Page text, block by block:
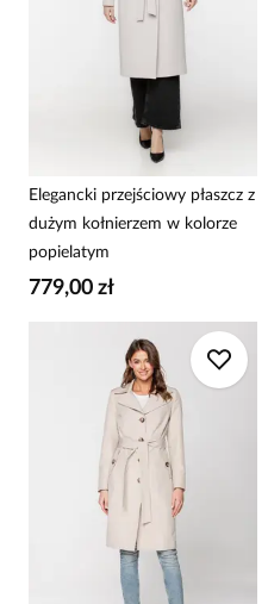
Elegancki przejściowy płaszcz z
dużym kołnierzem w kolorze
popielatym
779,00 zł